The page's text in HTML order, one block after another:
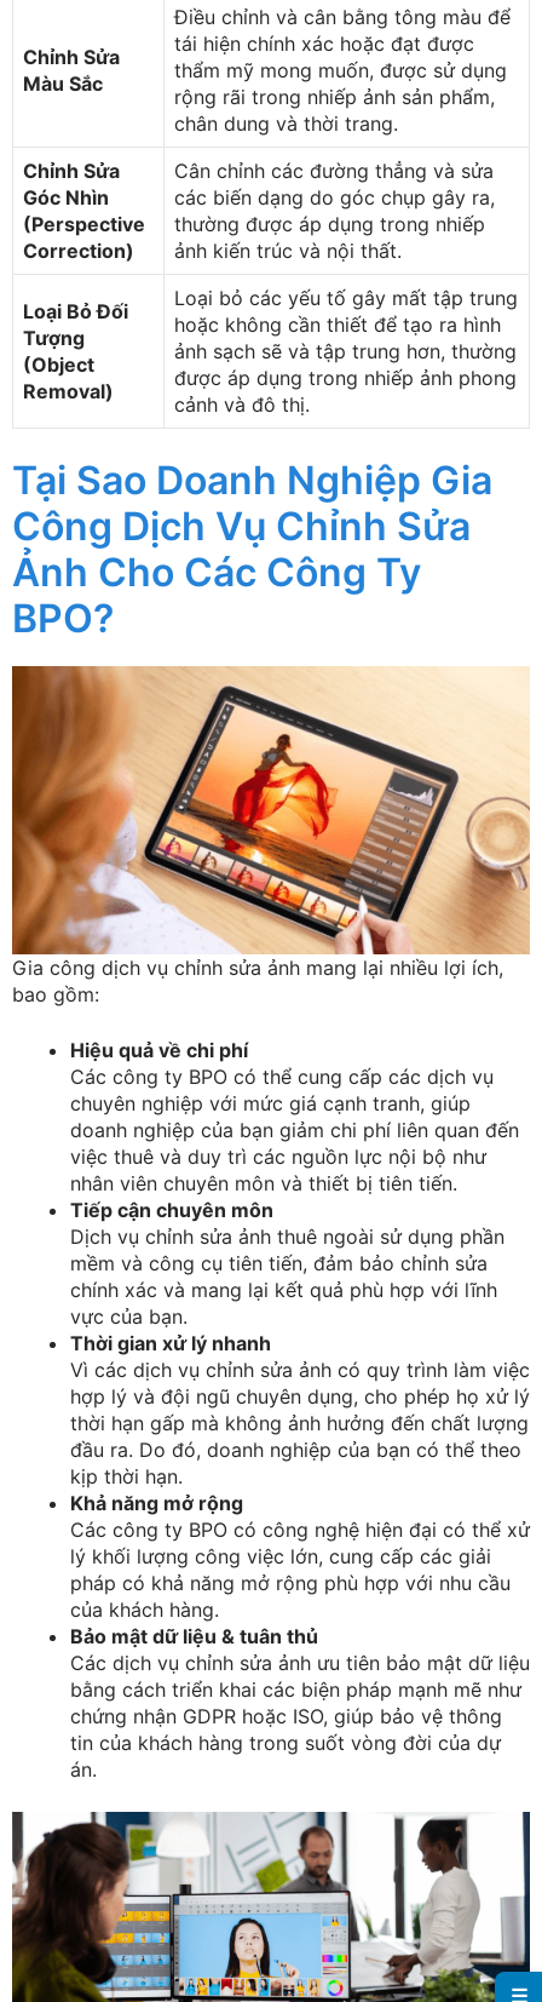
Chỉnh Sửa
Màu Sắc
Điều chỉnh và cân bằng tông màu để
tái hiện chính xác hoặc đạt được
thẩm mỹ mong muốn, được sử dụng
rộng rãi trong nhiếp ảnh sản phẩm,
chân dung và thời trang.
Chỉnh Sửa
Góc Nhìn
(Perspective
Correction)
Cân chỉnh các đường thẳng và sửa
các biến dạng do góc chụp gây ra,
thường được áp dụng trong nhiếp
ảnh kiến trúc và nội thất.
Loại Bỏ Đối
Tượng
(Object
Removal)
Loại bỏ các yếu tố gây mất tập trung
hoặc không cần thiết để tạo ra hình
ảnh sạch sẽ và tập trung hơn, thường
được áp dụng trong nhiếp ảnh phong
cảnh và đô thị.
Tại Sao Doanh Nghiệp Gia
Công Dịch Vụ Chỉnh Sửa
Ảnh Cho Các Công Ty
BPO?
Gia công dịch vụ chỉnh sửa ảnh mang lại nhiều lợi ích,
bao gồm:
Hiệu quả về chi phí
Các công ty BPO có thể cung cấp các dịch vụ
chuyên nghiệp với mức giá cạnh tranh, giúp
doanh nghiệp của bạn giảm chi phí liên quan đến
việc thuê và duy trì các nguồn lực nội bộ như
nhân viên chuyên môn và thiết bị tiên tiến.
Tiếp cận chuyên môn
Dịch vụ chỉnh sửa ảnh thuê ngoài sử dụng phần
mềm và công cụ tiên tiến, đảm bảo chỉnh sửa
chính xác và mang lại kết quả phù hợp với lĩnh
vực của bạn.
Thời gian xử lý nhanh
Vì các dịch vụ chỉnh sửa ảnh có quy trình làm việc
hợp lý và đội ngũ chuyên dụng, cho phép họ xử lý
thời hạn gấp mà không ảnh hưởng đến chất lượng
đầu ra. Do đó, doanh nghiệp của bạn có thể theo
kịp thời hạn.
Khả năng mở rộng
Các công ty BPO có công nghệ hiện đại có thể xử
lý khối lượng công việc lớn, cung cấp các giải
pháp có khả năng mở rộng phù hợp với nhu cầu
của khách hàng.
Bảo mật dữ liệu & tuân thủ
Các dịch vụ chỉnh sửa ảnh ưu tiên bảo mật dữ liệu
bằng cách triển khai các biện pháp mạnh mẽ như
chứng nhận GDPR hoặc ISO, giúp bảo vệ thông
tin của khách hàng trong suốt vòng đời của dự
án.
☰